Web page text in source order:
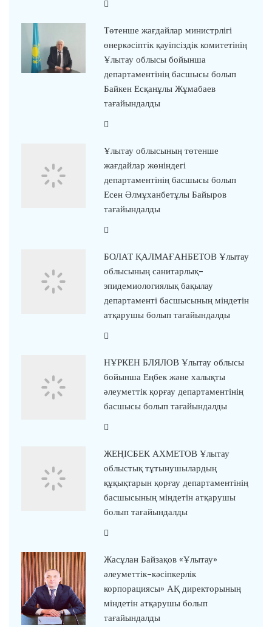
Төтенше жағдайлар министрлігі
өнеркәсіптік қауіпсіздік комитетінің
Ұлытау облысы бойынша
департаментінің басшысы болып
Байкен Есқанұлы Жұмабаев
тағайындалды
Ұлытау облысының төтенше
жағдайлар жөніндегі
департаментінің басшысы болып
Есен Әлмұханбетұлы Байыров
тағайындалды
БОЛАТ ҚАЛМАҒАНБЕТОВ Ұлытау
облысының санитарлық-
эпидемиологиялық бақылау
департаменті басшысының міндетін
атқарушы болып тағайындалды
НҰРКЕН БЛЯЛОВ Ұлытау облысы
бойынша Еңбек және халықты
әлеуметтік қорғау департаментінің
басшысы болып тағайындалды
ЖЕҢІСБЕК АХМЕТОВ Ұлытау
облыстық тұтынушылардың
құқықтарын қорғау департаментінің
басшысының міндетін атқарушы
болып тағайындалды
Жасұлан Байзақов «Ұлытау»
әлеуметтік-кәсіпкерлік
корпорациясы» АҚ директорының
міндетін атқарушы болып
тағайындалды